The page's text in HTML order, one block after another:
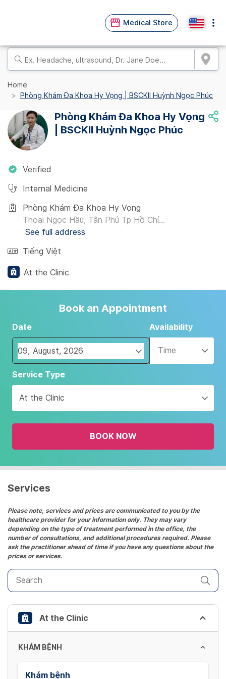
Medical Store
Home
Phòng Khám Đa Khoa Hy Vọng | BSCKII Huỳnh Ngọc Phúc
Phòng Khám Đa Khoa Hy Vọng
| BSCKII Huỳnh Ngọc Phúc
Verified
Internal Medicine
Phòng Khám Đa Khoa Hy Vọng
Thoại Ngọc Hầu, Tân Phú Tp Hồ Chí...
See full address
Tiếng Việt
At the Clinic
Book an Appointment
Date
Navigate
forward
interact
with
the
and
date.
the
question
mark
key
to
get
the
keyboard
shortcuts
for
changing
dates.
Availability
Time
Service Type
At the Clinic
BOOK NOW
Services
Please note, services and prices are communicated to you by the
healthcare provider for your information only. They may vary
depending on the type of treatment performed in the office, the
number of consultations, and additional procedures required. Please
ask the practitioner ahead of time if you have any questions about the
prices or services.
At the Clinic
KHÁM BỆNH
Khám bệnh